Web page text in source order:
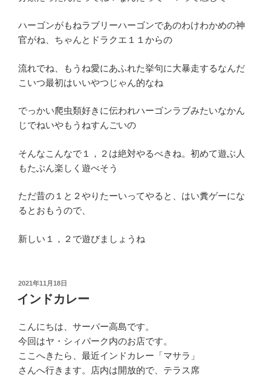
ハーゴンがもねラブリーハーゴンであのわけわかめの神
官がね、ちゃんとドラクエ１１からの
流れでね、もうね愛にあふれた挙句に大暴走するなんだ
こいつ最初はいいやつじゃん的なね
でっかい爬虫類好きに伝われハーゴンラブみたいなかん
じでねいやもうねすんごいの
そんなこんなで１，２は絶対やるべきね。初めて遊ぶ人
もたぶん楽しく遊べそう
ただ昔の１と２やりたーいってやると、はい糞ゲーにな
るとおもうので、
新しい１，２で遊びましょうね
投
日:
2021年11月18日
インドカレー
こんにちは、サーバー高島です。
今回はヤ・シィパーク内のお店です。
ここへきたら、最近インドカレー「マサラ」
さんへ行きます。店内は開放的で、テラス席